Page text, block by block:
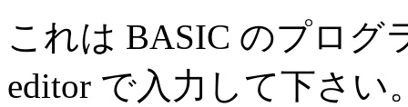
これは BASIC のプログ
editor で入力して下さ